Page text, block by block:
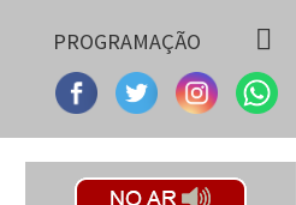
PROGRAMAÇÃO